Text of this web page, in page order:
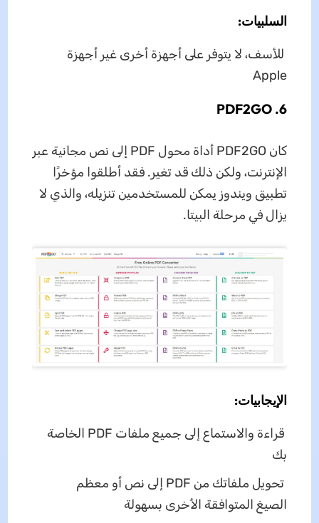
السلبيات:
للأسف، لا يتوفر على أجهزة أخرى غير أجهزة
Apple
6. PDF2GO
كان PDF2GO أداة محول PDF إلى نص مجانية عبر
الإنترنت، ولكن ذلك قد تغير. فقد أطلقوا مؤخرًا
تطبيق ويندوز يمكن للمستخدمين تنزيله، والذي لا
يزال في مرحلة البيتا.
الإيجابيات:
قراءة والاستماع إلى جميع ملفات PDF الخاصة
بك
تحويل ملفاتك من PDF إلى نص أو معظم
الصيغ المتوافقة الأخرى بسهولة